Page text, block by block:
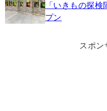
「いきもの探
プン
スポン